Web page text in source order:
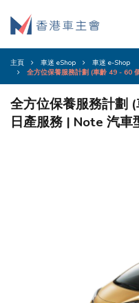
主頁 車迷 eShop
車迷 e-Shop
全方位保養服務計劃 (車齡 49 - 60
全方位保養服務計劃
日產服務 | Note 汽車